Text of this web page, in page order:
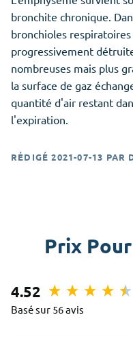
bronchite chronique.
bronchioles
progressivement
nombreuses mais plus
la surface de gaz
quantité d'air restant
l'expiration.
RÉDIGÉ2021-07-13 PAR
Prix
4.52
Basé sur 56 avis